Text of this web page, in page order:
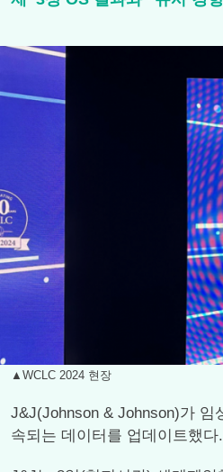
▲WCLC 2024 현장
J&J(Johnson & Johnson)가 임
속되는 데이터를 업데이트했다.